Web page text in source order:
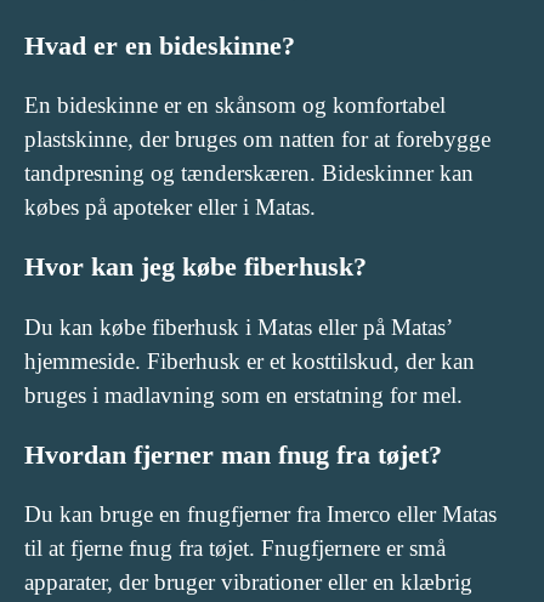
Hvad er en bideskinne?
En bideskinne er en skånsom og komfortabel
plastskinne, der bruges om natten for at forebygge
tandpresning og tænderskæren. Bideskinner kan
købes på apoteker eller i Matas.
Hvor kan jeg købe fiberhusk?
Du kan købe fiberhusk i Matas eller på Matas’
hjemmeside. Fiberhusk er et kosttilskud, der kan
bruges i madlavning som en erstatning for mel.
Hvordan fjerner man fnug fra tøjet?
Du kan bruge en fnugfjerner fra Imerco eller Matas
til at fjerne fnug fra tøjet. Fnugfjernere er små
apparater, der bruger vibrationer eller en klæbrig